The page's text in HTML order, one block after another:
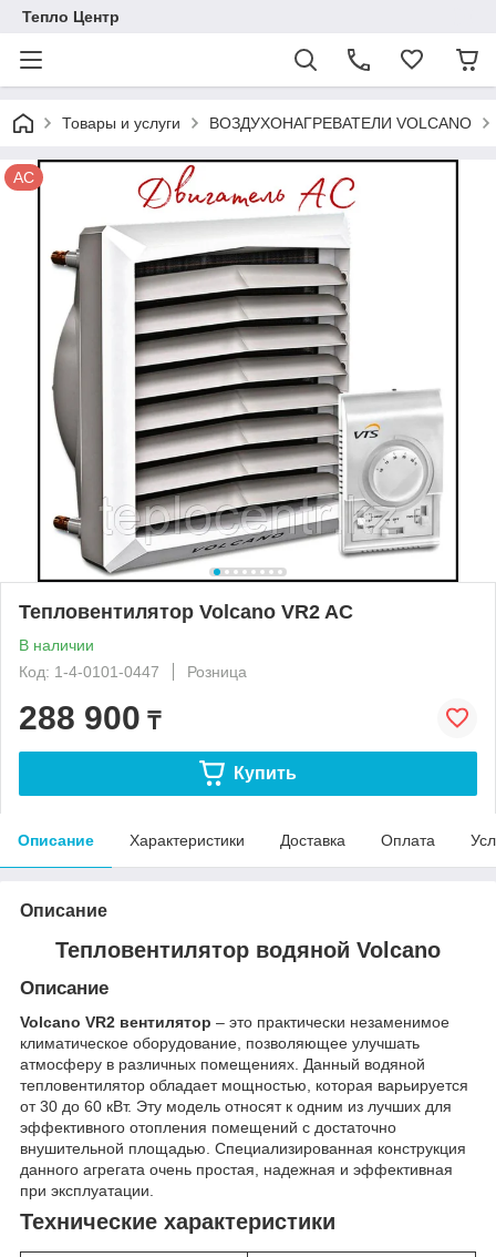
Тепло Центр
Товары и услуги ВОЗДУХОНАГРЕВАТЕЛИ VOLCANO
AC
Тепловентилятор Volcano VR2 AC
В наличии
Код: 1-4-0101-0447
Розница
288 900 ₸
Купить
Описание Характеристики Доставка Оплата
Описание
Тепловентилятор водяной Volcano
Описание
Volcano VR2 вентилятор – это практически незаменимое
климатическое оборудование, позволяющее улучшать
атмосферу в различных помещениях. Данный водяной
тепловентилятор обладает мощностью, которая варьируется
от 30 до 60 кВт. Эту модель относят к одним из лучших для
эффективного отопления помещений с достаточно
внушительной площадью. Специализированная конструкция
данного агрегата очень простая, надежная и эффективная
при эксплуатации.
Технические характеристики